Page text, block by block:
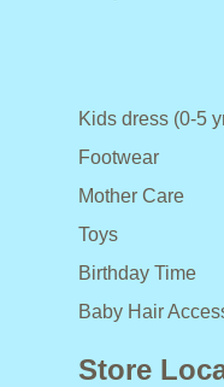
Kids dress (0-5
Footwear
Mother Care
Toys
Birthday Time
Baby Hair
Store